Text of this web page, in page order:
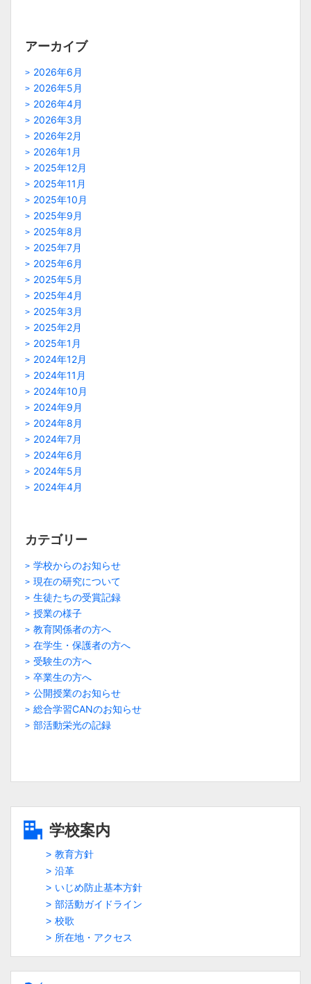
アーカイブ
2026年6月
2026年5月
2026年4月
2026年3月
2026年2月
2026年1月
2025年12月
2025年11月
2025年10月
2025年9月
2025年8月
2025年7月
2025年6月
2025年5月
2025年4月
2025年3月
2025年2月
2025年1月
2024年12月
2024年11月
2024年10月
2024年9月
2024年8月
2024年7月
2024年6月
2024年5月
2024年4月
カテゴリー
学校からのお知らせ
現在の研究について
生徒たちの受賞記録
授業の様子
教育関係者の方へ
在学生・保護者の方へ
受験生の方へ
卒業生の方へ
公開授業のお知らせ
総合学習CANのお知らせ
部活動栄光の記録
学校案内
教育方針
沿革
いじめ防止基本方針
部活動ガイドライン
校歌
所在地・アクセス